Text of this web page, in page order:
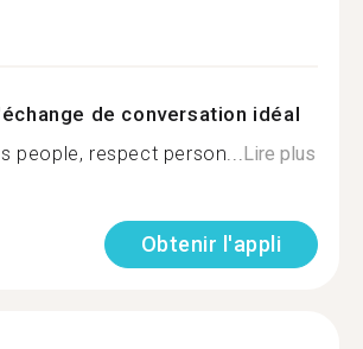
de conversation idéal
people, respect person...Lire plus
Obtenir l'appli